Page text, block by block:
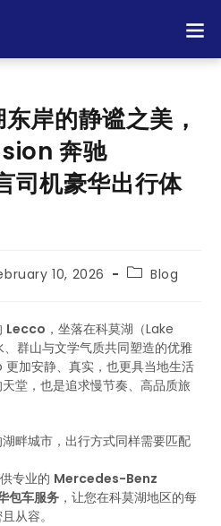
岸的静谧之美，
奔驰
机豪华出行体
10, 2026 Blog
Lecco ，坐落在科莫湖（Lake
群山与文学气质共同塑造的优雅
加安静、真实，也更具当地生活
堂，也是追求慢节奏、高品质旅
畔城市，出行方式同样需要匹配
专业的 Mercedes-Benz
包车服务 ，让您在科莫湖地区的每
从容。